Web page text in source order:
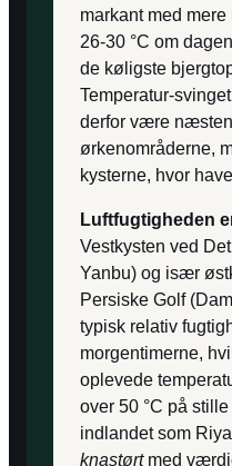
markant med
26-30 °C om
de køligste
Temperatur-
derfor være
ørkenområderne,
kysterne, hvor
Luftfugtigheden
Vestkysten ved
Yanbu) og især
Persiske Golf
typisk relativ
morgentimerne,
oplevede
over 50 °C på
indlandet som
knastørtmed